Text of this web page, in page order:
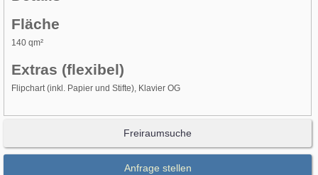
Fläche
140 qm²
Extras (flexibel)
Flipchart (inkl. Papier und Stifte), Klavier OG
Freiraumsuche
Anfrage stellen